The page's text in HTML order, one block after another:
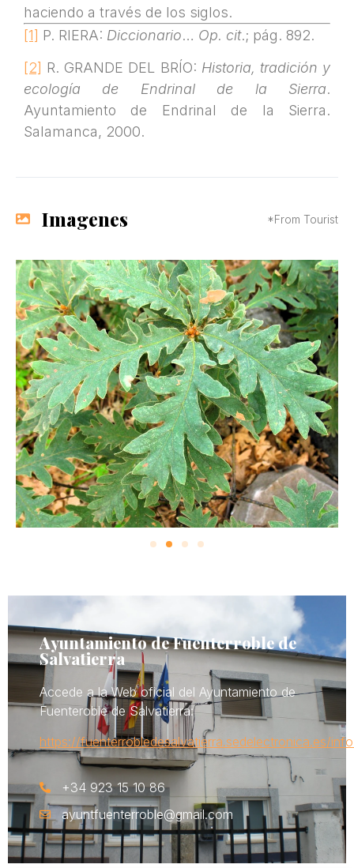
haciendo a través de los siglos.
[1] P. RIERA: Diccionario… Op. cit.; pág. 892.
[2] R. GRANDE DEL BRÍO: Historia, tradición y
ecología de Endrinal de la Sierra.
Ayuntamiento de Endrinal de la Sierra.
Salamanca, 2000.
Imagenes *From Tourist
Ayuntamiento de Fuenterroble de
Salvatierra
Accede a la Web oficial del Ayuntamiento de
Fuenteroble de Salvatierra:
https://fuenterrobledesalvatierra.sedelectronica.es/
+34 923 15 10 86
ayuntfuenterroble@gmail.com